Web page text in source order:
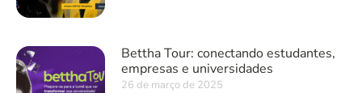
Bettha Tour: conectando estudantes,
empresas e universidades
26 de março de 2025